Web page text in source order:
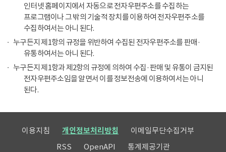
인터넷 홈페이지에서 자동으로 전자우편주소를 수집하는
프로그램이나 그 밖의 기술적 장치를 이용하여 전자우편주소를
수집하여서는 아니 된다.
누구든지 제1항의 규정을 위반하여 수집된 전자우편주소를 판매·
유통하여서는 아니 된다.
누구든지 제1항과 제2항의 규정에 의하여 수집·판매 및 유통이 금지된
전자우편주소임을 알면서 이를 정보전송에 이용하여서는 아니
된다.
이용지침 개인정보처리방침
이메일무단수집거부
RSS
OpenAPI 통계제공기관